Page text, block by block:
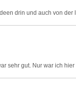
drin und auch von
sehr gut. Nur war ich